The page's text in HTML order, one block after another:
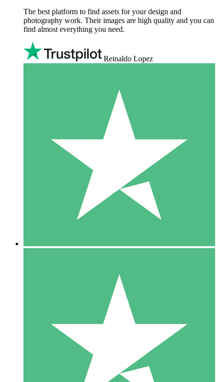
The best platform to find assets for your design and
photography work. Their images are high quality and you can
find almost everything you need.
Reinaldo Lopez